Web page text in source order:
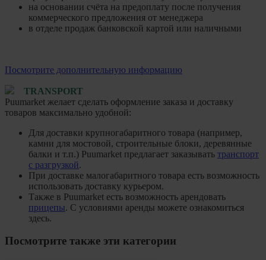
на основании счёта на предоплату после получения
коммерческого предложения от менеджера
в отделе продаж банковской картой или наличными
Посмотрите дополнительную информацию
TRANSPORT
Puumarket желает сделать оформление заказа и доставку
товаров максимально удобной:
Для доставки крупногабаритного товара (например,
камни для мостовой, строительные блоки, деревянные
балки и т.п.) Puumarket предлагает заказывать транспорт
с разгрузкой.
При доставке малогабаритного товара есть возможность
использовать доставку курьером.
Также в Puumarket есть возможность арендовать
прицепы. С условиями аренды можете ознакомиться
здесь.
Посмотрите также эти категории